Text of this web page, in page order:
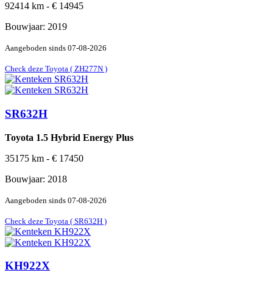
92414 km - € 14945
Bouwjaar: 2019
Aangeboden sinds 07-08-2026
Check deze Toyota ( ZH277N )
SR632H
Toyota 1.5 Hybrid Energy Plus
35175 km - € 17450
Bouwjaar: 2018
Aangeboden sinds 07-08-2026
Check deze Toyota ( SR632H )
KH922X